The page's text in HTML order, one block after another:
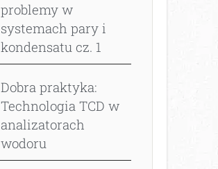
problemy w
systemach pary i
kondensatu cz. 1
Dobra praktyka:
Technologia TCD w
analizatorach
wodoru